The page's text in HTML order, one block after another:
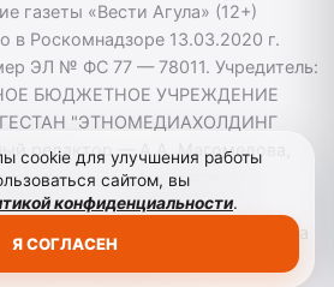
газеты «Вести Агула» (12+)
в Роскомнадзоре 13.03.2020 г.
ЭЛ № ФС 77 — 78011. Учредитель:
БЮДЖЕТНОЕ УЧРЕЖДЕНИЕ
"ЭТНОМЕДИАХОЛДИНГ
редактор — А.А. Магомедова,
Телефон редакции:
+79289864883. При
сайта активная гиперссылка
cookie для улучшения работы
сайтом, вы
конфиденциальности.
Я СОГЛАСЕН